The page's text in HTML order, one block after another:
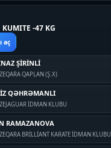
KUMITE -47 KG
aç
ŞİRİNLİ
QARA QAPLAN (Ş.X)
QƏHRƏMANLI
JAGUAR İDMAN KLUBU
RAMAZANOVA
QARA BRİLLİANT KARATE İDMAN KLUBU